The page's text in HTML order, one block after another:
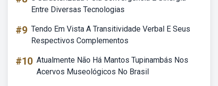
Entre Diversas Tecnologias
#9 Tendo Em Vista A Transitividade Verbal E Seus
Respectivos Complementos
#10 Atualmente Não Há Mantos Tupinambás Nos
Acervos Museológicos No Brasil